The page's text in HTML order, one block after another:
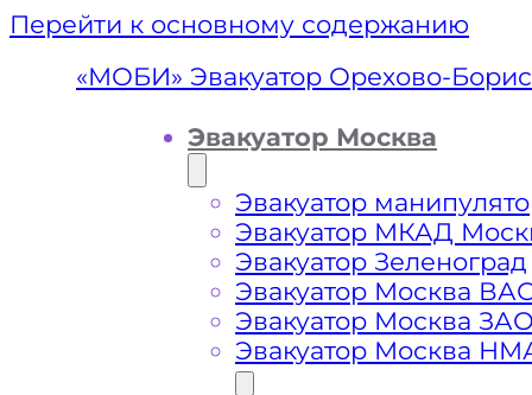
Перейти к основному содержанию
«МОБИ» Эвакуатор Орехово-
Эвакуатор Москва
Эвакуатор
Эвакуатор МКАД
Эвакуатор Зеленоград
Эвакуатор Москва
Эвакуатор Москва
Эвакуатор Москва